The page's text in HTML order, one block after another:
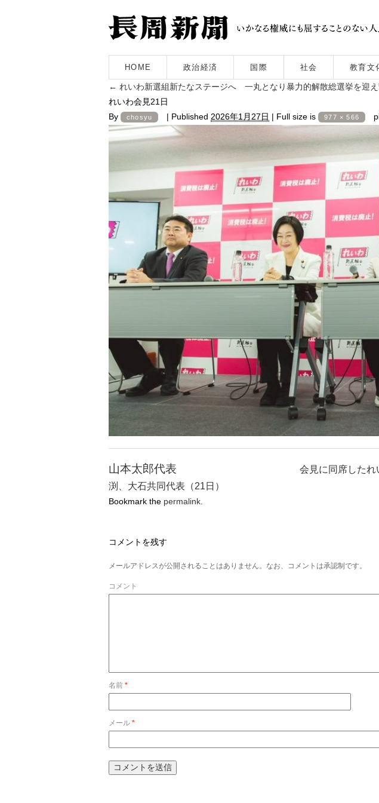
HOME 政治経済 国際 社会 教育文
← れいわ新選組新たなステージへ 一丸となり暴力的解散総選挙を迎
れいわ会見21日
By
chosyu | Published 2026年1月27日 | Full size is 977 × 566
山本太郎代表
会見に同席した
渕、大石共同代表（21日）
Bookmark the permalink.
コメントを残す
メールアドレスが公開されることはありません。なお、コメントは承認制です。
コメント
名前 *
メール *